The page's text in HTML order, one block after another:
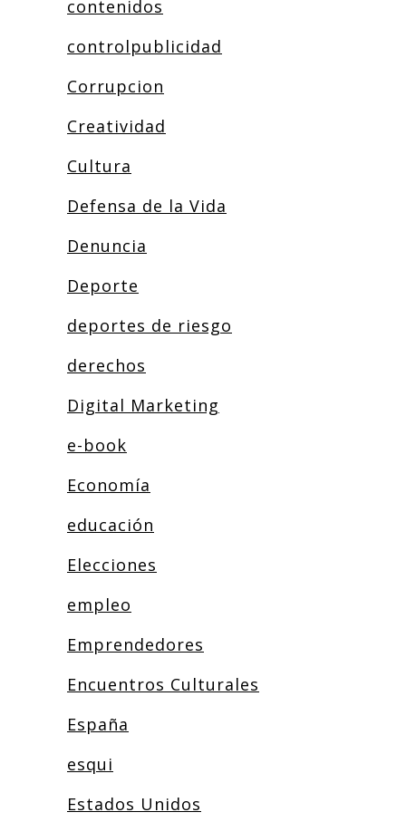
contenidos
controlpublicidad
Corrupcion
Creatividad
Cultura
Defensa de la Vida
Denuncia
Deporte
deportes de riesgo
derechos
Digital Marketing
e-book
Economía
educación
Elecciones
empleo
Emprendedores
Encuentros Culturales
España
esqui
Estados Unidos